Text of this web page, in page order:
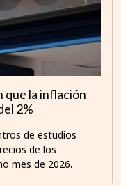
que la inflación
2%
de estudios
de los
mes de 2026.